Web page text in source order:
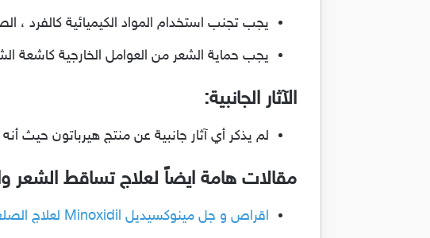
يجب تجنب استخدام المواد الكيميائية كالفرد ،
يجب حماية الشعر من العوامل الخارجية كاشعة
الآثار الجانبية:
لم يذكر أي آثار جانبية عن منتج هيرباتون حيث
مقالات هامة ايضاً لعلاج تساقط الشعر
اقراص و جل مينوكسيديل Minoxidil لعلاج الصلع وتساقط الشعر